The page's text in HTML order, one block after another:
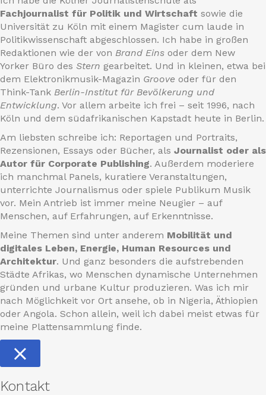
Fachjournalist für Politik und Wirtschaft sowie die
Universität zu Köln mit einem Magister cum laude in
Politikwissenschaft abgeschlossen. Ich habe in großen
Redaktionen wie der von Brand Eins oder dem New
Yorker Büro des Stern gearbeitet. Und in kleinen, etwa bei
dem Elektronikmusik-Magazin Groove oder für den
Think-Tank Berlin-Institut für Bevölkerung und
Entwicklung. Vor allem arbeite ich frei – seit 1996, nach
Köln und dem südafrikanischen Kapstadt heute in Berlin.
Am liebsten schreibe ich: Reportagen und Portraits,
Rezensionen, Essays oder Bücher, als Journalist oder als
Autor für Corporate Publishing. Außerdem moderiere
ich manchmal Panels, kuratiere Veranstaltungen,
unterrichte Journalismus oder spiele Publikum Musik
vor. Mein Antrieb ist immer meine Neugier – auf
Menschen, auf Erfahrungen, auf Erkenntnisse.
Meine Themen sind unter anderem Mobilität und
digitales Leben, Energie, Human Resources und
Architektur. Und ganz besonders die aufstrebenden
Städte Afrikas, wo Menschen dynamische Unternehmen
gründen und urbane Kultur produzieren. Was ich mir
nach Möglichkeit vor Ort ansehe, ob in Nigeria, Äthiopien
oder Angola. Schon allein, weil ich dabei meist etwas für
meine Plattensammlung finde.
Kontakt